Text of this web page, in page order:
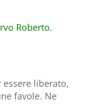
Roberto.
liberato,
favole. Ne